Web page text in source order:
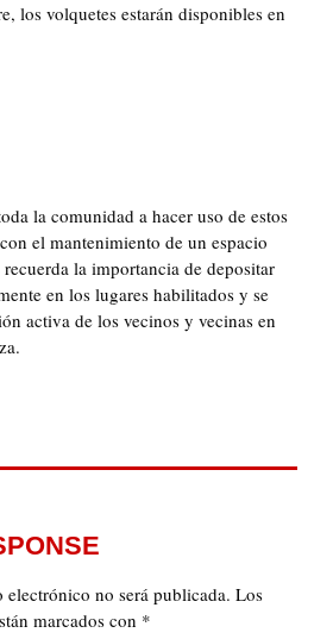
los volquetes estarán disponibles en
la comunidad a hacer uso de estos
el mantenimiento de un espacio
la importancia de depositar
en los lugares habilitados y se
activa de los vecinos y vecinas en
no será publicada. Los
marcados con *